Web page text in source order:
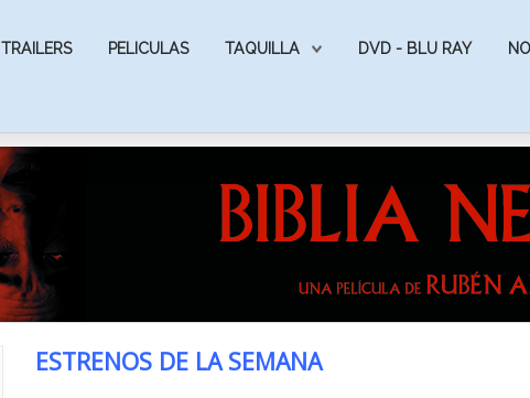
TRAILERS PELICULAS TAQUILLA DVD - BLU RAY
ESTRENOS DE LA SEMANA